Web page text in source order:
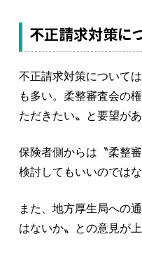
不正請求対策に
不正請求対策について
も多い。柔整審査会の
ただきたい〟と要望があ
保険者側からは〝柔整
検討してもいいのでは
また、地方厚生局への
はないか〟との意見が上